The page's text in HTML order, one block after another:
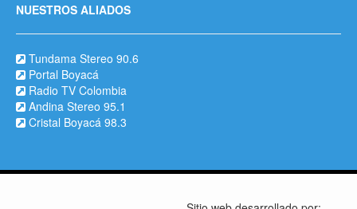
NUESTROS ALIADOS
Tundama Stereo 90.6
Portal Boyacá
Radio TV Colombia
Andina Stereo 95.1
Cristal Boyacá 98.3